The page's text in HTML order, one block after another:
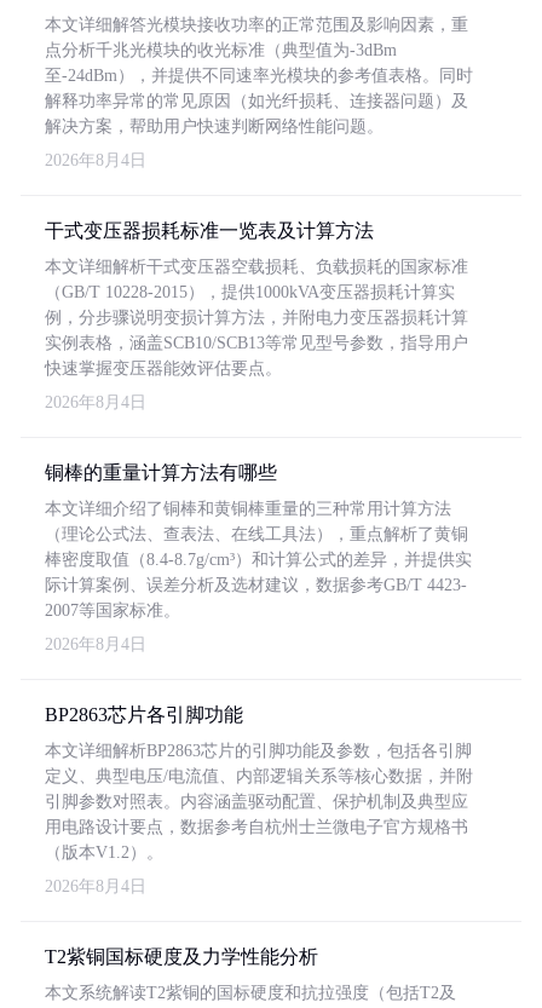
本文详细解答光模块接收功率的正常范围及影响因素，重
点分析千兆光模块的收光标准（典型值为-3dBm
至-24dBm），并提供不同速率光模块的参考值表格。同时
解释功率异常的常见原因（如光纤损耗、连接器问题）及
解决方案，帮助用户快速判断网络性能问题。
2026年8月4日
干式变压器损耗标准一览表及计算方法
本文详细解析干式变压器空载损耗、负载损耗的国家标准
（GB/T 10228-2015），提供1000kVA变压器损耗计算实
例，分步骤说明变损计算方法，并附电力变压器损耗计算
实例表格，涵盖SCB10/SCB13等常见型号参数，指导用户
快速掌握变压器能效评估要点。
2026年8月4日
铜棒的重量计算方法有哪些
本文详细介绍了铜棒和黄铜棒重量的三种常用计算方法
（理论公式法、查表法、在线工具法），重点解析了黄铜
棒密度取值（8.4-8.7g/cm³）和计算公式的差异，并提供实
际计算案例、误差分析及选材建议，数据参考GB/T 4423-
2007等国家标准。
2026年8月4日
BP2863芯片各引脚功能
本文详细解析BP2863芯片的引脚功能及参数，包括各引脚
定义、典型电压/电流值、内部逻辑关系等核心数据，并附
引脚参数对照表。内容涵盖驱动配置、保护机制及典型应
用电路设计要点，数据参考自杭州士兰微电子官方规格书
（版本V1.2）。
2026年8月4日
T2紫铜国标硬度及力学性能分析
本文系统解读T2紫铜的国标硬度和抗拉强度（包括T2及